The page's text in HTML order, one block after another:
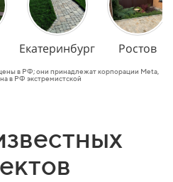
Екатеринбург Ростов
в РФ; они принадлежат корпорации Meta,
в РФ экстремистской